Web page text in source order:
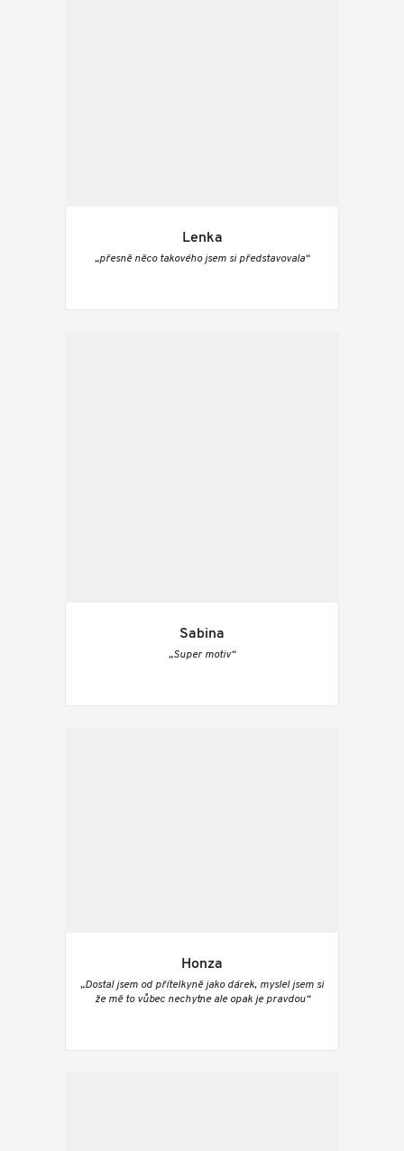
Lenka
„přesně něco takového jsem si představovala“
Sabina
„Super motiv“
Honza
„Dostal jsem od přítelkyně jako dárek, myslel jsem si
že mě to vůbec nechytne ale opak je pravdou“